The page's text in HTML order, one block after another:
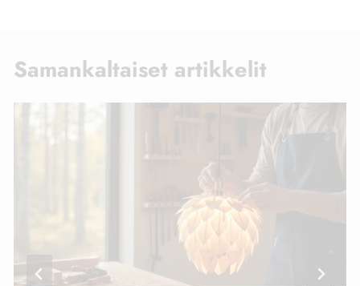
Samankaltaiset artikkelit